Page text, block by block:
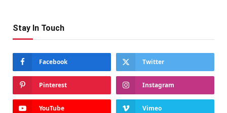
Stay In Touch
Facebook Twitter
Pinterest Instagram
YouTube Vimeo